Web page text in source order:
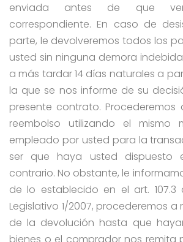
enviada antes de que
correspondiente. En caso de
parte, le devolveremos todos los
usted sin ninguna demora
a más tardar 14 días naturales a
la que se nos informe de su
presente contrato.
reembolso utilizando el mismo
empleado por usted para la
ser que haya usted dispuesto
contrario. No obstante, le
de lo establecido en el art. 107.3
Legislativo 1/2007, procederemos a
de la devolución hasta que